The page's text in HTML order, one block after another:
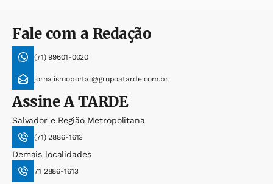
Fale com a Redação
(71) 99601-0020
jornalismoportal@grupoatarde.com.br
AssineA TARDE
Salvador e Região Metropolitana
(71) 2886-1613
Demais localidades
71 2886-1613